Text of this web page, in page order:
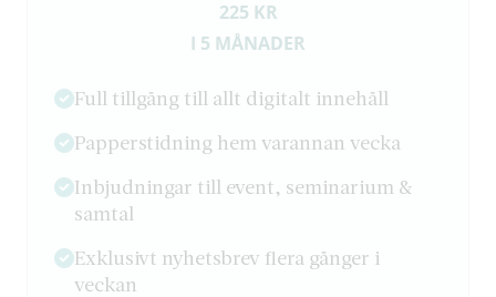
225 KR
I 5 MÅNADER
Full tillgång till allt digitalt innehåll
Papperstidning hem varannan vecka
Inbjudningar till event, seminarium &
samtal
Exklusivt nyhetsbrev flera gånger i
veckan